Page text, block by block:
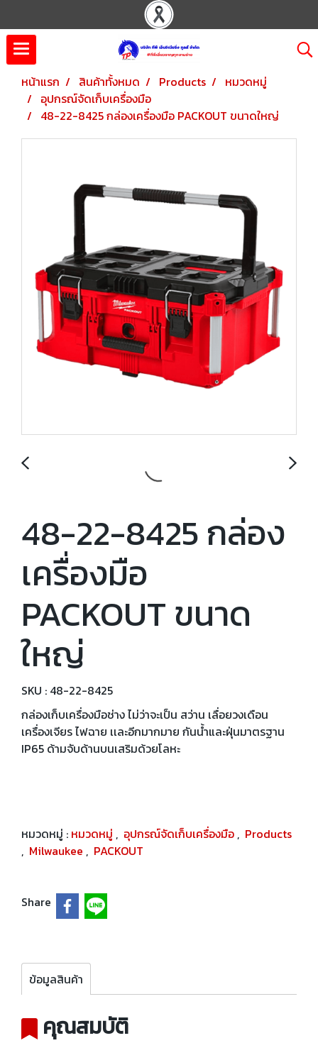
หน้าแรก สินค้าทั้งหมด Products
หมวดหมู่
อุปกรณ์จัดเก็บเครื่องมือ
48-22-8425 กล่องเครื่องมือ PACKOUT ขนาดใหญ่
48-22-8425 กล่อง
เครื่องมือ
PACKOUT ขนาด
ใหญ่
SKU : 48-22-8425
กล่องเก็บเครื่องมือช่าง ไม่ว่าจะเป็น สว่าน เลื่อยวงเดือน
เครื่องเจียร ไฟฉาย เเละอีกมากมาย กันน้ำและฝุ่นมาตรฐาน
IP65 ด้ามจับด้านบนเสริมด้วยโลหะ
หมวดหมู่ : หมวดหมู่ , อุปกรณ์จัดเก็บเครื่องมือ , Products
, Milwaukee , PACKOUT
Share
ข้อมูลสินค้า
คุณสมบัติ